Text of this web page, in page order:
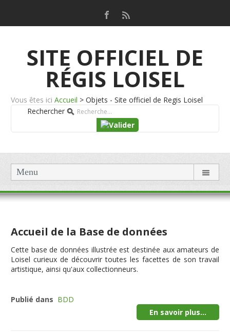
SITE OFFICIEL DE
RÉGIS LOISEL
Vous êtes ici Accueil > Objets - Site officiel de Regis Loisel
Rechercher
Menu
Accueil de la Base de données
Cette base de données illustréeest destinée aux amateurs de
Loisel curieux de découvrir toutes les facettes de son travail
artistique, ainsi qu'aux collectionneurs.
Publié dans BDD
En savoir plus...